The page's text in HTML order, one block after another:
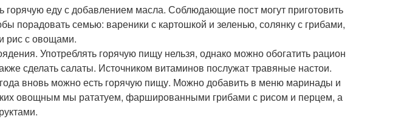
горячую еду с добавлением масла. Соблюдающие пост могут приготовить
порадовать семью: вареники с картошкой и зеленью, солянку с грибами,
рис с овощами.
Употреблять горячую пищу нельзя, однако можно обогатить рацион
сделать салаты. Источником витаминов послужат травяные настои.
вновь можно есть горячую пищу. Можно добавить в меню маринады и
овощным мы рататуем, фаршированными грибами с рисом и перцем, а